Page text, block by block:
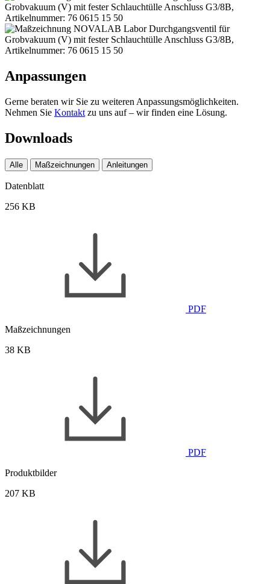
Anpassungen
Gerne beraten wir Sie zu weiteren Anpassungsmöglichkeiten.
Nehmen Sie Kontakt zu uns auf – wir finden eine Lösung.
Downloads
Alle Maßzeichnungen Anleitungen
Datenblatt
256 KB
PDF
Maßzeichnungen
38 KB
PDF
Produktbilder
207 KB